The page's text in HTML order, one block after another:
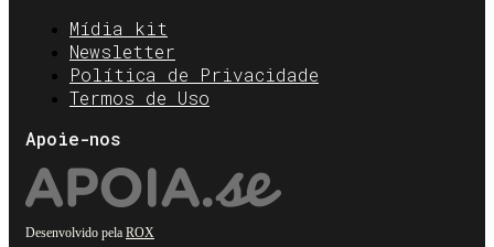
Mídia kit
Newsletter
Política de Privacidade
Termos de Uso
Apoie-nos
Desenvolvido pela ROX